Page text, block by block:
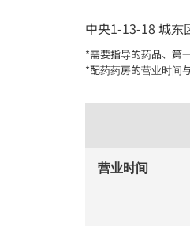
中央1-13-18 城东
*需要指导的药品、第
*配药药房的营业时间
营业时间